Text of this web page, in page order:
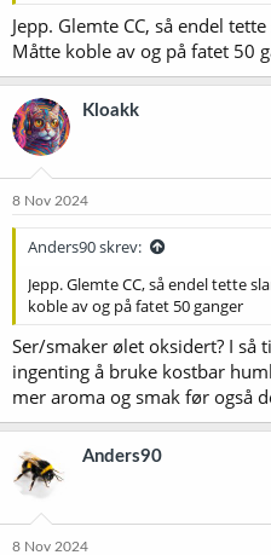
Jepp. Glemte CC, så endel
Måtte koble av og på fatet 50
Kloakk
8 Nov 2024
Anders90 skrev:
Jepp. Glemte CC, så endel tette
koble av og på fatet 50 ganger
Ser/smaker ølet oksidert? I så
ingenting å bruke kostbar
mer aroma og smak før også
Anders90
8 Nov 2024